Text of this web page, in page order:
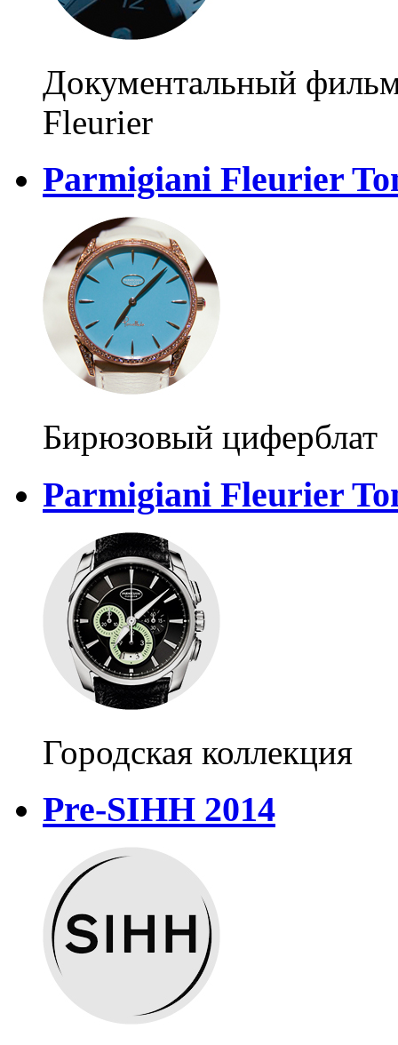
Документальный
Fleurier
Parmigiani Fleurier
Бирюзовый циферблат
Parmigiani Fleurier
Городская коллекция
Pre-SIHH 2014